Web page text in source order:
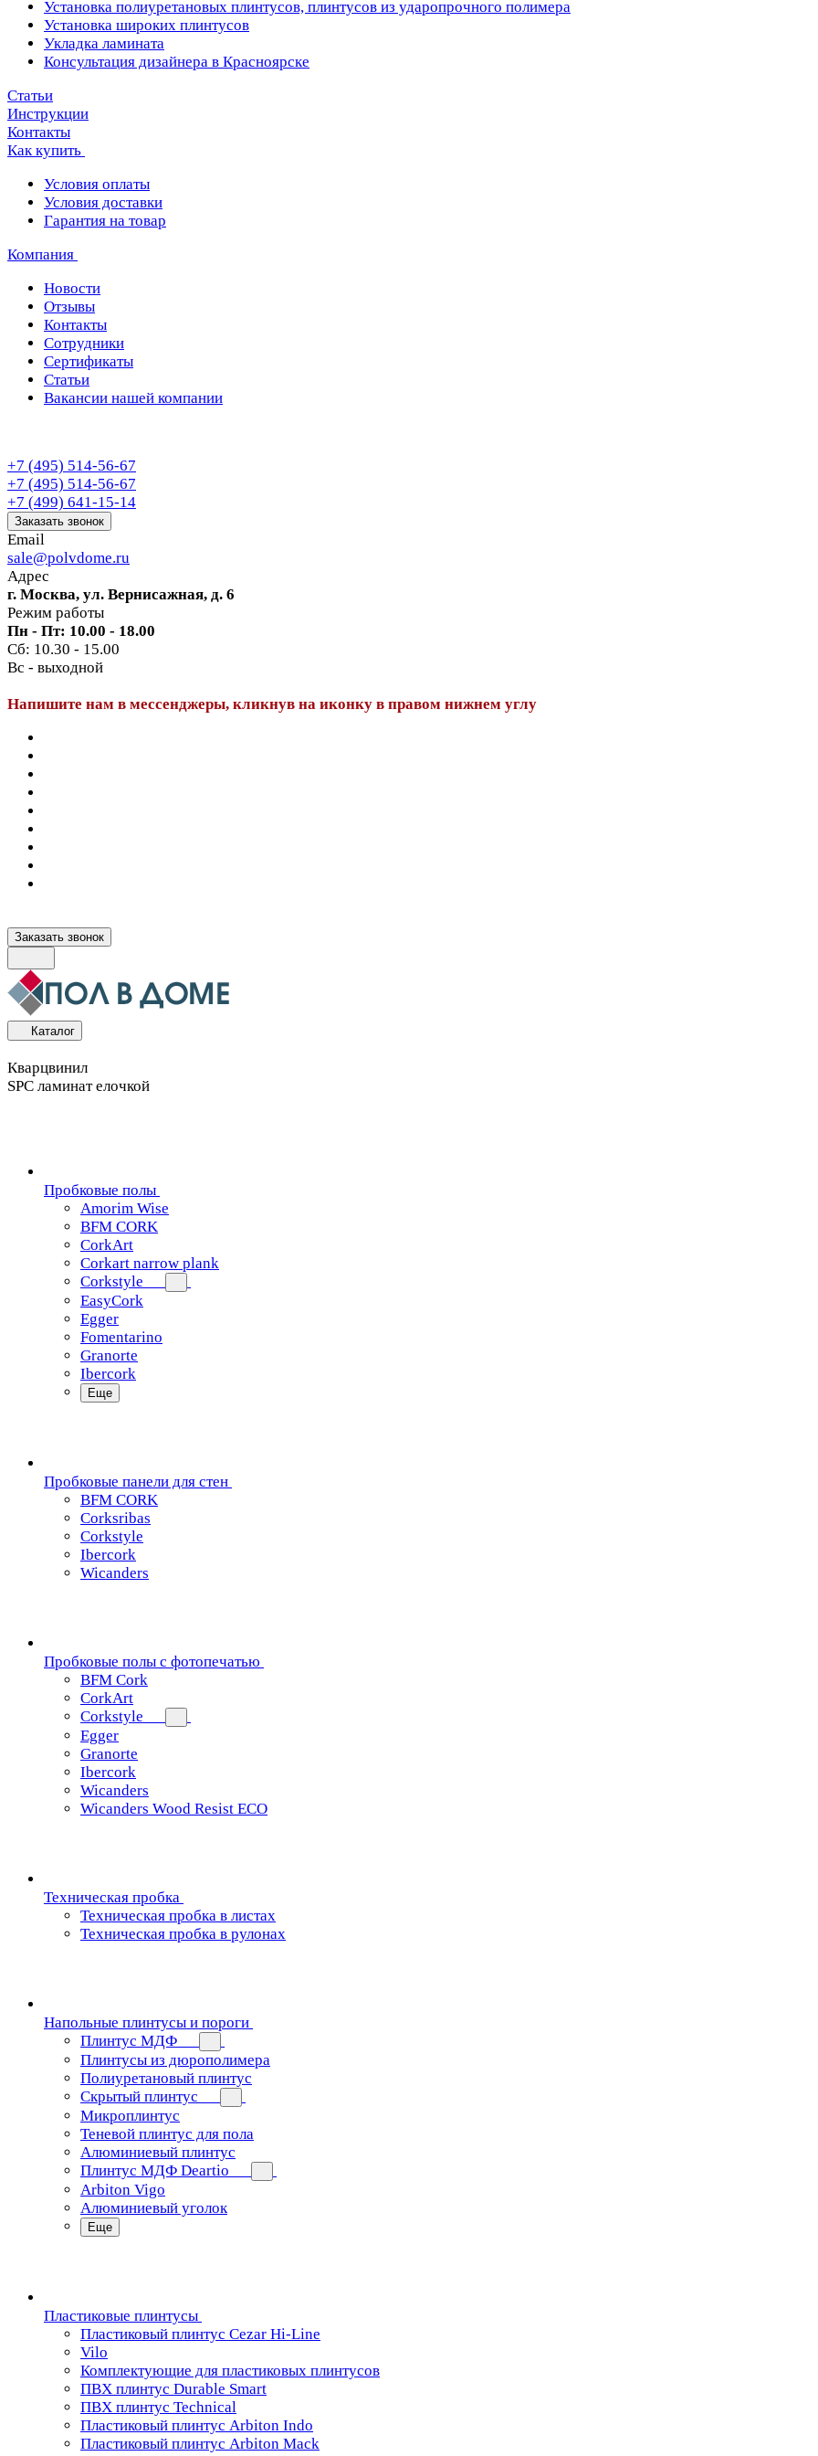
Установка полиуретановых плинтусов, плинтусов из ударопрочного полимера
Установка широких плинтусов
Укладка ламината
Консультация дизайнера в Красноярске
Статьи
Инструкции
Контакты
Как купить
Условия оплаты
Условия доставки
Гарантия на товар
Компания
Новости
Отзывы
Контакты
Сотрудники
Сертификаты
Статьи
Вакансии нашей компании
+7 (495) 514-56-67
+7 (495) 514-56-67
+7 (499) 641-15-14
Заказать звонок
Email
sale@polvdome.ru
Адрес
г. Москва, ул. Вернисажная, д. 6
Режим работы
Пн - Пт: 10.00 - 18.00
Сб: 10.30 - 15.00
Вс - выходной
Напишите нам в мессенджеры, кликнув на иконку в правом нижнем углу
Заказать звонок
Каталог
Кварцвинил
SPC ламинат елочкой
Пробковые полы
Amorim Wise
BFM CORK
CorkArt
Corkart narrow plank
Corkstyle
EasyCork
Egger
Fomentarino
Granorte
Ibercork
Еще
Пробковые панели для стен
BFM CORK
Corksribas
Corkstyle
Ibercork
Wicanders
Пробковые полы с фотопечатью
BFM Cork
CorkArt
Corkstyle
Egger
Granorte
Ibercork
Wicanders
Wicanders Wood Resist ECO
Техническая пробка
Техническая пробка в листах
Техническая пробка в рулонах
Напольные плинтусы и пороги
Плинтус МДФ
Плинтусы из дюрополимера
Полиуретановый плинтус
Скрытый плинтус
Микроплинтус
Теневой плинтус для пола
Алюминиевый плинтус
Плинтус МДФ Deartio
Arbiton Vigo
Алюминиевый уголок
Еще
Пластиковые плинтусы
Пластиковый плинтус Cezar Hi-Line
Vilo
Комплектующие для пластиковых плинтусов
ПВХ плинтус Durable Smart
ПВХ плинтус Technical
Пластиковый плинтус Arbiton Indo
Пластиковый плинтус Arbiton Mack